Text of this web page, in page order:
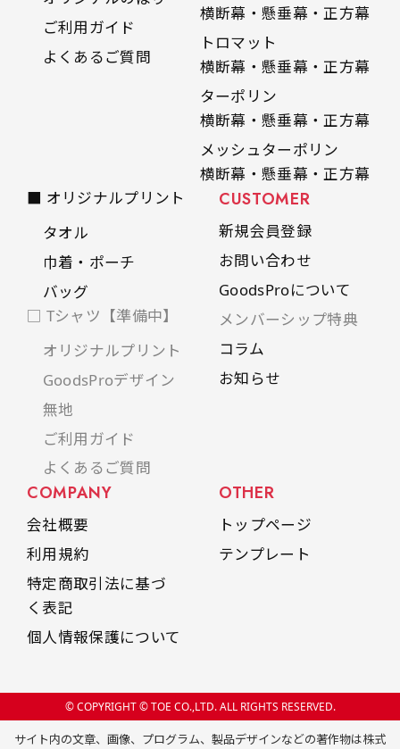
ご利用ガイド
よくあるご質問
横断幕・懸垂幕・正方幕
トロマット
横断幕・懸垂幕・正方幕
ターポリン
横断幕・懸垂幕・正方幕
メッシュターポリン
横断幕・懸垂幕・正方幕
■ オリジナルプリント
タオル
巾着・ポーチ
バッグ
□ Tシャツ【準備中】
オリジナルプリント
GoodsProデザイン
無地
ご利用ガイド
よくあるご質問
CUSTOMER
新規会員登録
お問い合わせ
GoodsProについて
メンバーシップ特典
コラム
お知らせ
COMPANY
会社概要
利用規約
特定商取引法に基づ
く表記
個人情報保護について
OTHER
トップページ
テンプレート
© COPYRIGHT © TOE CO.,LTD. ALL RIGHTS RESERVED.
サイト内の文章、画像、プログラム、製品デザインなどの著作物は株式